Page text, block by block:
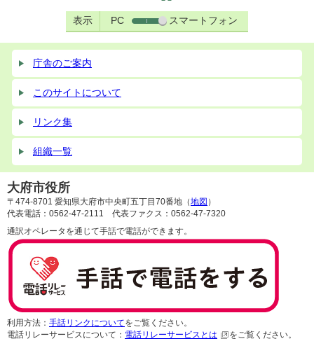
表示 PC スマートフォン
庁舎のご案内
このサイトについて
リンク集
組織一覧
大府市役所
〒474-8701 愛知県大府市中央町五丁目70番地（地図 ）
代表電話：0562-47-2111 代表ファクス：0562-47-7320
通訳オペレータを通じて手話で電話ができます。
利用方法： 手話リンクについてをご覧ください。
電話リレーサービスについて： 電話リレーサービスとは をご覧ください。